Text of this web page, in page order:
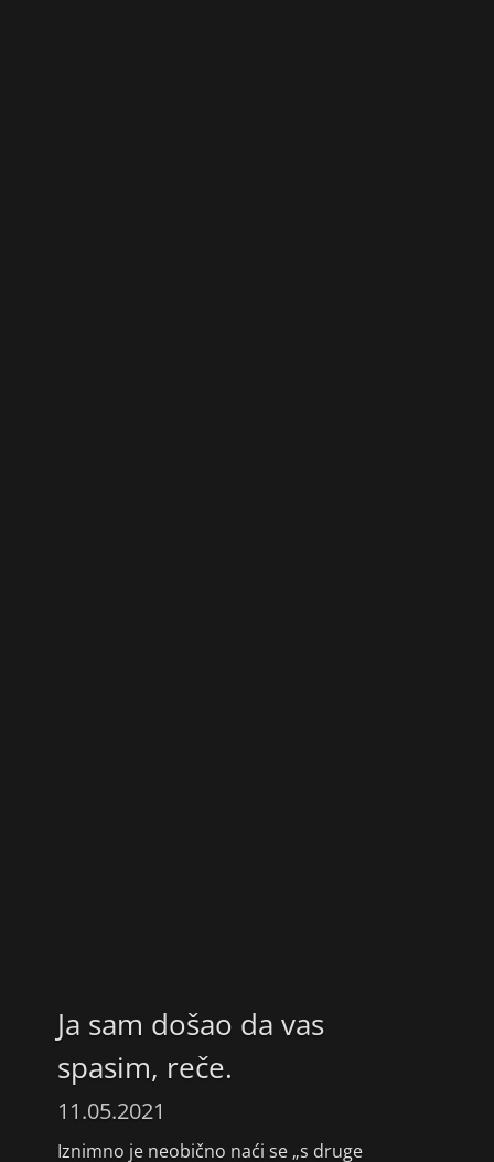
Ja sam došao da vas
spasim, reče.
11.05.2021
Iznimno je neobično naći se „s druge